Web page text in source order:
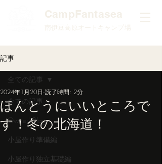
​CampFantasea
南伊豆高原オートキャンプ場
記事
全ての記事
Owner'sBlog
小屋作り準備編
小屋作り独立基礎編
全ての記事
ほんとうにいいところで
す！冬の北海道！
2024年1月20日 読了時間: 2分